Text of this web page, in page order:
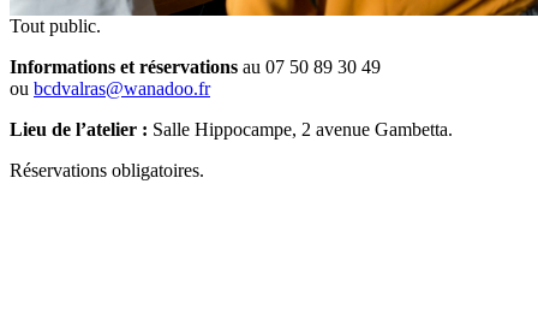
Tout public.
Informations et réservations au 07 50 89 30 49
ou bcdvalras@wanadoo.fr
Lieu de l’atelier : Salle Hippocampe, 2 avenue Gambetta.
Réservations obligatoires.